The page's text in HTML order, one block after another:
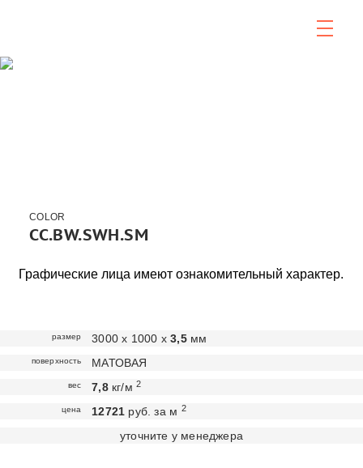
COLOR
CC.BW.SWH.SM
Графические лица имеют ознакомительный характер.
размер 3000 х 1000 х3,5мм
поверхность МАТОВАЯ
вес 7,8кг/м2
цена 12721 руб. за м 2
уточните у менеджера